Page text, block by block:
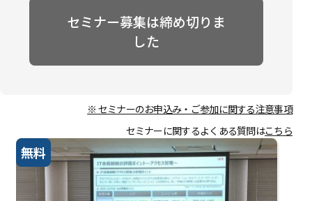
セミナー募集は締め切りま
した
※ セミナーのお申込み・ご参加に関する注意事項
セミナーに関するよくある質問はこちら
無料